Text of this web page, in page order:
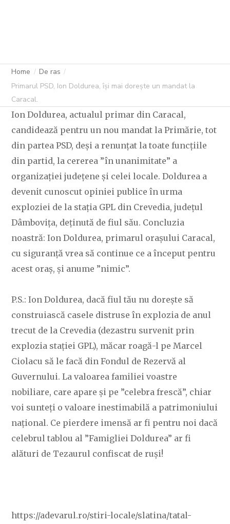
Home
De ras
Primarul PSD, Ion Doldurea, își mai dorește un mandat la
Caracal.
Ion Doldurea, actualul primar din Caracal,
candidează pentru un nou mandat la Primărie, tot
din partea PSD, deși a renunțat la toate funcțiile
din partid, la cererea ”în unanimitate” a
organizației județene și celei locale. Doldurea a
devenit cunoscut opiniei publice în urma
exploziei de la stația GPL din Crevedia, județul
Dâmbovița, deținută de fiul său. Concluzia
noastră: Ion Doldurea, primarul orașului Caracal,
cu siguranță vrea să continue ce a început pentru
acest oraș, și anume ”nimic”.
P.S.: Ion Doldurea, dacă fiul tău nu dorește să
construiască casele distruse în explozia de anul
trecut de la Crevedia (dezastru survenit prin
explozia stației GPL), măcar roagă-l pe Marcel
Ciolacu să le facă din Fondul de Rezervă al
Guvernului. La valoarea familiei voastre
nobiliare, care apare și pe ”celebra frescă”, chiar
voi sunteți o valoare inestimabilă a patrimoniului
național. Ce pierdere imensă ar fi pentru noi dacă
celebrul tablou al ”Famigliei Doldurea” ar fi
alături de Tezaurul confiscat de ruși!
https://adevarul.ro/stiri-locale/slatina/tatal-